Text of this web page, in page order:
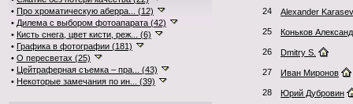
• Про хроматическую аберра... (12)
• Дилема с выбором фотоапарата (42)
• Кисть снега, цвет кисти, реж... (6)
• Графика в фотографии (181)
• О пересветах (25)
• Цейтраферная съемка – пра... (43)
• Некоторые замечания по ин... (39)
24 Alexander Karasev
25 Коньков
26 Dmitry S.
27 Иван Миронов
28 Юрий Дубровин